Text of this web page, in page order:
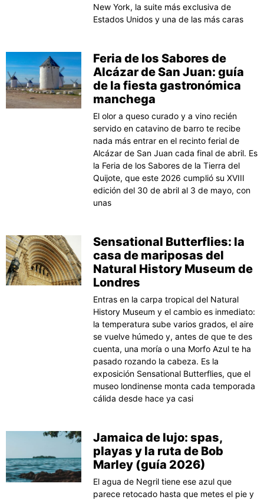
New York, la suite más exclusiva de
Estados Unidos y una de las más caras
Feria de los Sabores de
Alcázar de San Juan: guía
de la fiesta gastronómica
manchega
El olor a queso curado y a vino recién
servido en catavino de barro te recibe
nada más entrar en el recinto ferial de
Alcázar de San Juan cada final de abril. Es
la Feria de los Sabores de la Tierra del
Quijote, que este 2026 cumplió su XVIII
edición del 30 de abril al 3 de mayo, con
unas
Sensational Butterflies: la
casa de mariposas del
Natural History Museum de
Londres
Entras en la carpa tropical del Natural
History Museum y el cambio es inmediato:
la temperatura sube varios grados, el aire
se vuelve húmedo y, antes de que te des
cuenta, una moría o una Morfo Azul te ha
pasado rozando la cabeza. Es la
exposición Sensational Butterflies, que el
museo londinense monta cada temporada
cálida desde hace ya casi
Jamaica de lujo: spas,
playas y la ruta de Bob
Marley (guía 2026)
El agua de Negril tiene ese azul que
parece retocado hasta que metes el pie y